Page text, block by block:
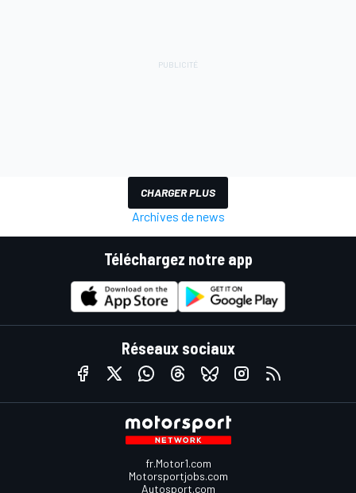
CHARGER PLUS
Archives de news
Téléchargez notre app
Réseaux sociaux
fr.Motor1.com
Motorsportjobs.com
Autosport.com